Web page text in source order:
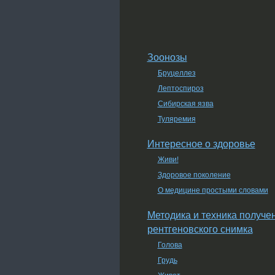
Зоонозы
Бруцеллез
Лептоспироз
Сибирская язва
Туляремия
Интересное о здоровье
Живи!
Здоровое поколение
О медицине простыми словами
Методика и техника
рентгеновского снимка
Голова
Грудь